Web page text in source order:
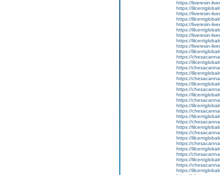
https://liveresin-
https://
https://liveresin-
https://
https://liveresin-
https://
https://liveresin-
https://
https://liveresin-
https://
https://
https://
https://
https://
https://
https://
https://
https://
https://
https://
https://
https://
https://
https://
https://
https://
https://
https://
https://
https://
https://
https://